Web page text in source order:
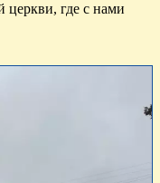
где с нами